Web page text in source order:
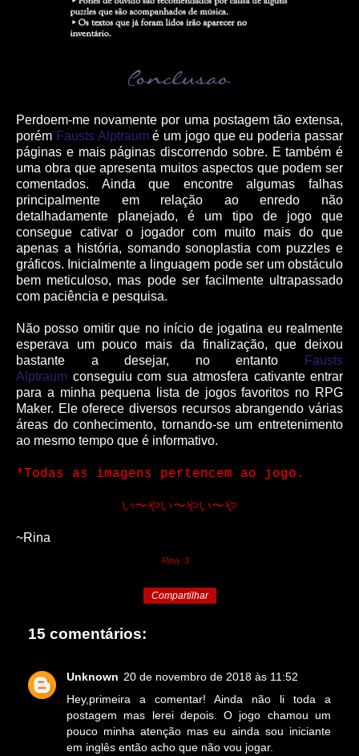
Perdoem-me novamente por uma postagem tão extensa,
porém Fausts Alptraumé um jogo que eu poderia passar
páginas e mais páginas discorrendo sobre. E também é
uma obra que apresenta muitos aspectos que podem ser
comentados. Ainda que encontre algumas falhas
principalmente em relação ao enredo não
detalhadamente planejado, é um tipo de jogo que
consegue cativar o jogador com muito mais do que
apenas a história, somando sonoplastia com puzzles e
gráficos. Inicialmente a linguagem pode ser um obstáculo
bem meticuloso, mas pode ser facilmente ultrapassado
com paciência e pesquisa.
Não posso omitir que no início de jogatina eu realmente
esperava um pouco mais da finalização, que deixou
bastante a desejar, no entanto
Fausts
Alptraum conseguiu com sua atmosfera cativante entrar
para a minha pequena lista de jogos favoritos no RPG
Maker. Ele oferece diversos recursos abrangendo várias
áreas do conhecimento, tornando-se um entretenimento
ao mesmo tempo que é informativo.
*Todas as imagens pertencem ao jogo.
い〜やい〜やい〜や
~Rina
Rina :3
Compartilhar
15 comentários:
Unknown 20 de novembro de 2018 às 11:52
Hey,primeira a comentar! Ainda não li toda a
postagem mas lerei depois. O jogo chamou um
pouco minha atenção mas eu ainda sou iniciante
em inglês então acho que não vou jogar.